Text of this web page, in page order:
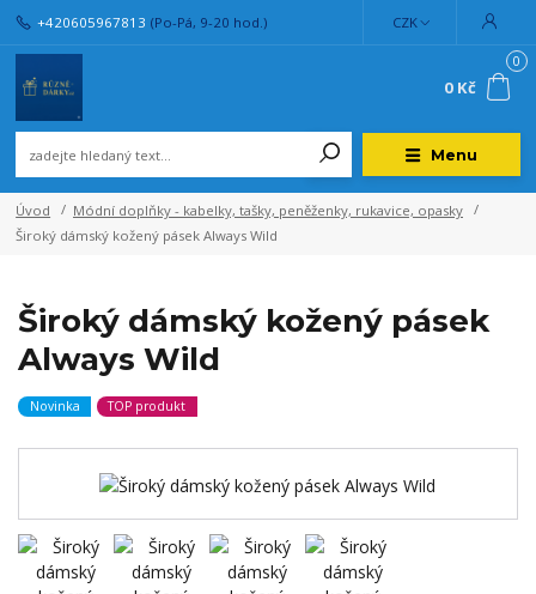
Menu
CZK
+420605967813 (Po-Pá, 9-20 hod.)
0
0 Kč
Úvod
Módní doplňky - kabelky, tašky, peněženky, rukavice, opasky
Široký dámský kožený pásek Always Wild
Široký dámský kožený pásek
Always Wild
Novinka TOP produkt